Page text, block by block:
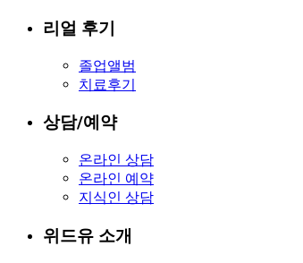
리얼 후기
졸업앨범
치료후기
상담/예약
온라인 상담
온라인 예약
지식인 상담
위드유 소개